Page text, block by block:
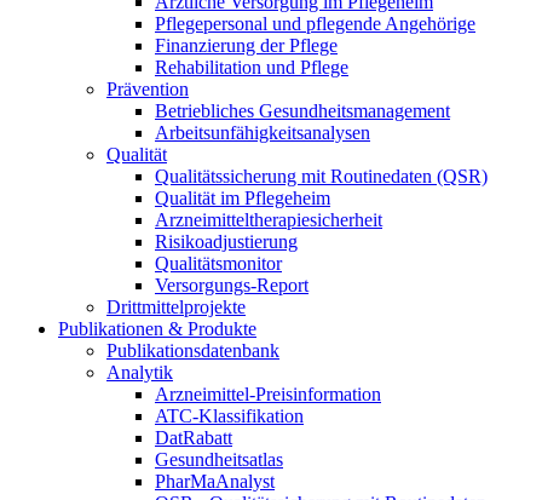
Pflegepersonal und pflegende Angehörige
Finanzierung der Pflege
Rehabilitation und Pflege
Prävention
Betriebliches Gesundheitsmanagement
Arbeitsunfähigkeitsanalysen
Qualität
Qualitätssicherung mit Routinedaten (QSR)
Qualität im Pflegeheim
Arzneimitteltherapiesicherheit
Risikoadjustierung
Qualitätsmonitor
Versorgungs-Report
Drittmittelprojekte
Publikationen & Produkte
Publikationsdatenbank
Analytik
Arzneimittel-Preisinformation
ATC-Klassifikation
DatRabatt
Gesundheitsatlas
PharMaAnalyst